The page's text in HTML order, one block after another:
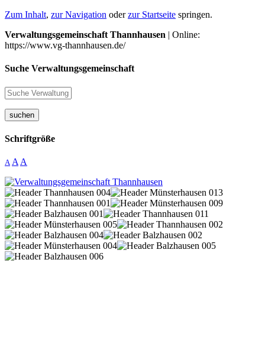
Zum Inhalt, zur Navigation oderzur Startseite springen.
Verwaltungsgemeinschaft Thannhausen | Online:
https://www.vg-thannhausen.de/
Suche Verwaltungsgemeinschaft
suchen
Schriftgröße
A A A